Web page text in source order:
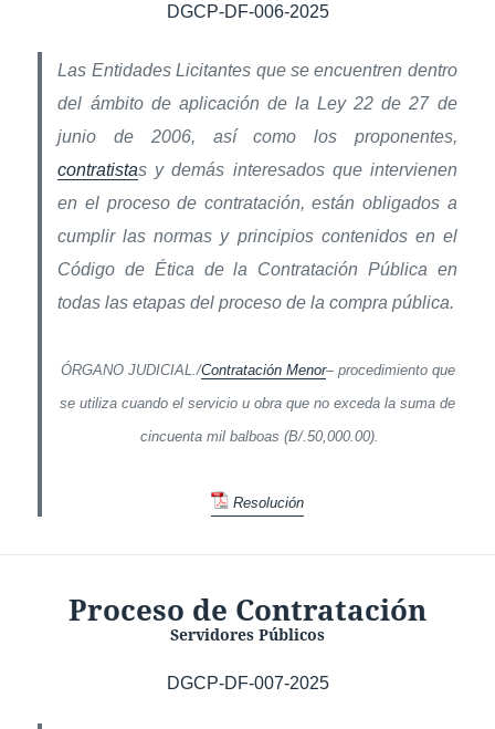
DGCP-DF-006-2025
Las Entidades Licitantes que se encuentren dentro
del ámbito de aplicación de la Ley 22 de 27 de
junio de 2006, así como los proponentes,
contratistas y demás interesados que intervienen
en el proceso de contratación, están obligados a
cumplir las normas y principios contenidos en el
Código de Ética de la Contratación Pública en
todas las etapas del proceso de la compra pública.
ÓRGANO JUDICIAL./Contratación Menor– procedimiento que
se utiliza cuando el servicio u obra que no exceda la suma de
cincuenta mil balboas (B/.50,000.00).
Resolución
Proceso de Contratación
Servidores Públicos
DGCP-DF-007-2025